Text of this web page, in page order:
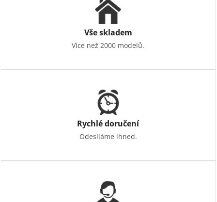
Vše skladem
Více než 2000 modelů.
Rychlé doručení
Odesíláme ihned.